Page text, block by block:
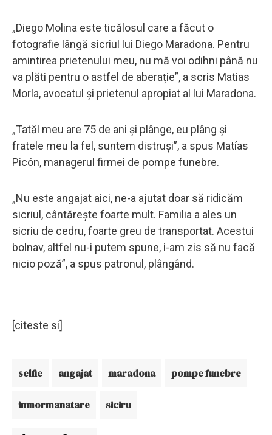
„Diego Molina este ticălosul care a făcut o
fotografie lângă sicriul lui Diego Maradona. Pentru
amintirea prietenului meu, nu mă voi odihni până nu
va plăti pentru o astfel de aberație”, a scris Matias
Morla, avocatul și prietenul apropiat al lui Maradona.
„Tatăl meu are 75 de ani și plânge, eu plâng și
fratele meu la fel, suntem distruși”, a spus Matías
Picón, managerul firmei de pompe funebre.
„Nu este angajat aici, ne-a ajutat doar să ridicăm
sicriul, cântărește foarte mult. Familia a ales un
sicriu de cedru, foarte greu de transportat. Acestui
bolnav, altfel nu-i putem spune, i-am zis să nu facă
nicio poză”, a spus patronul, plângând.
[citeste si]
selfie angajat maradona pompe funebre
inmormanatare siciru